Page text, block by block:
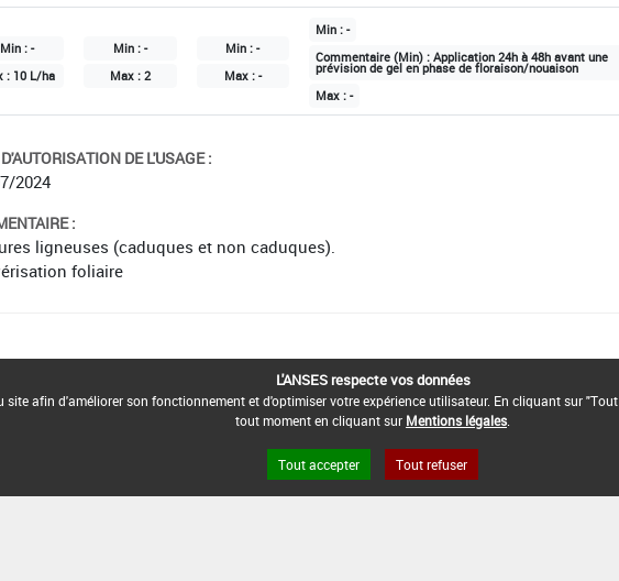
Min : -
: 10 L/ha
Min : -
Max : 2
Min :-
Max : -
Min : -
Commentaire (Min) : Application 24h à 48h avant une
prévision de gel en phase de floraison/nouaison
Max : -
DE L'USAGE :
2024
:
ligneuses (caduques et non caduques).
foliaire
L'ANSES respecte vos données
afin d'améliorer son fonctionnement et d'optimiser votre expérience utilisateur. En cliquant sur
tout moment en cliquant sur Mentions légales
Tout accepter Tout refuser